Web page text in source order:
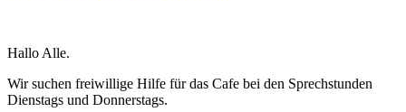
Hallo Alle.
Wir suchen freiwillige Hilfe für das Cafe bei den Sprechstunden
Dienstags und Donnerstags.